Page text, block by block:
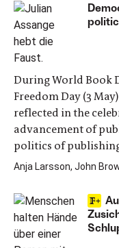
During World Book
Freedom Day (3
reflected in the
advancement of
politics of
Anja Larsson, John